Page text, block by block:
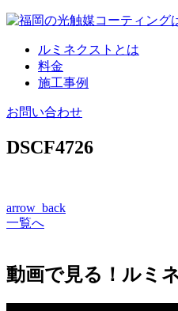
コ
ルミネクストとは
料金
施工事例
お問い合わせ
DSCF4726
arrow_back
一覧へ
動画で見る！ルミ